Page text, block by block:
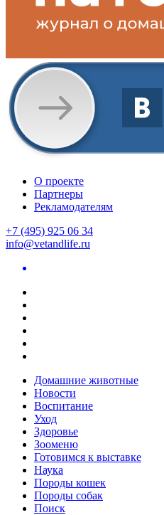
О проекте
Партнеры
Рекламодателям
+7 (495) 925 06 34
info@vetandlife.ru
Домашние животные
Новости
Воспитание
Уход
Здоровье
Зооменю
Готовимся к выставке
Наука
Породы кошек
Породы собак
Поиск